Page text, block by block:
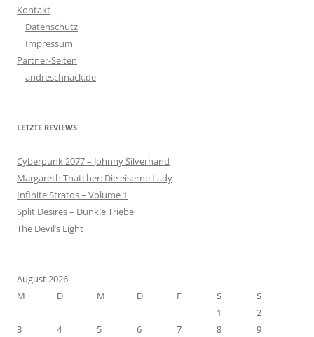
Kontakt
Datenschutz
Impressum
Partner-Seiten
andreschnack.de
LETZTE REVIEWS
Cyberpunk 2077 – Johnny Silverhand
Margareth Thatcher: Die eiserne Lady
Infinite Stratos – Volume 1
Split Desires – Dunkle Triebe
The Devil’s Light
August 2026
M
D M D F S
S
1
2
3
4 5 6 7 8
9